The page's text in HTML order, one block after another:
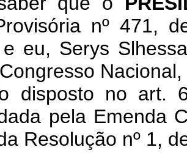
nº 471,
eu, Serys
disposto no art.
pela Emenda
Resolução nº 1,